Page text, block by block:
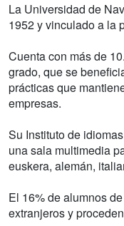
La Universidad de
1952 y vinculado a la
Cuenta con más de
grado, que se
prácticas que
empresas.
Su Instituto de
una sala multimedia
euskera, alemán,
El 16% de alumnos
extranjeros y